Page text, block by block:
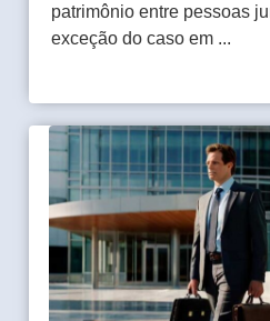
patrimônio entre pessoas
exceção do caso em ...